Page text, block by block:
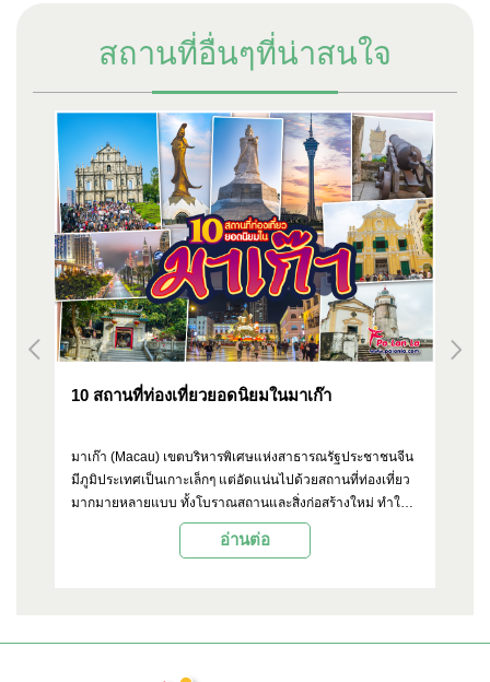
สถานที่อื่นๆที่น่าสนใจ
น
10 สถานที่ท่องเที่ยวยอดนิยมในมาเก๊า
มาเก๊า (Macau) เขตบริหารพิเศษแห่งสาธารณรัฐประชาชนจีน
มีภูมิประเทศเป็นเกาะเล็กๆ แต่อัดแน่นไปด้วยสถานที่ท่องเที่ยว
มากมายหลายแบบ ทั้งโบราณสถานและสิ่งก่อสร้างใหม่ ทำให้ที่
นี่กลายเป็นหนึ่งในเป้าหมายของนักเดินทางชาวไทย ด้วยเวลา
เดินทางเพียง 2 ชั่วโมง Palanla จึงขอเอาใจผู้อ่านพาไปเที่ยวที่
อ่านต่อ
ง